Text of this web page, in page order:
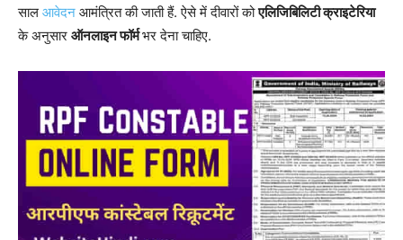
साल आवेदन आमंत्रित की जाती हैं. ऐसे में दीवारों कोएलिजिबिलिटी क्राइटेरिया
के अनुसार ऑनलाइन फॉर्मभर देना चाहिए.